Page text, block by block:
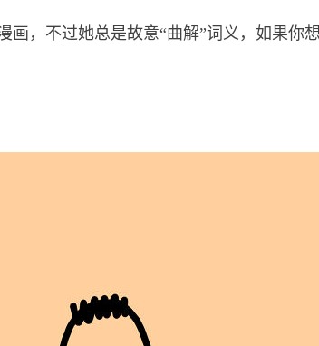
，不过她总是故意“曲解”词义，如果你